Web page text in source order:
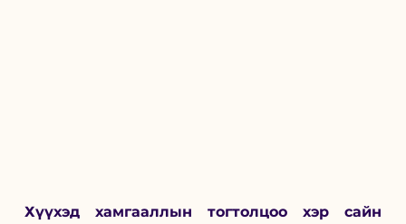
Хүүхэд хамгааллын тогтолцоо хэр сайн